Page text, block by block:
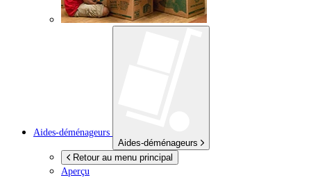
Aides-déménageurs
Aides-déménageurs
Retour au menu principal
Aperçu